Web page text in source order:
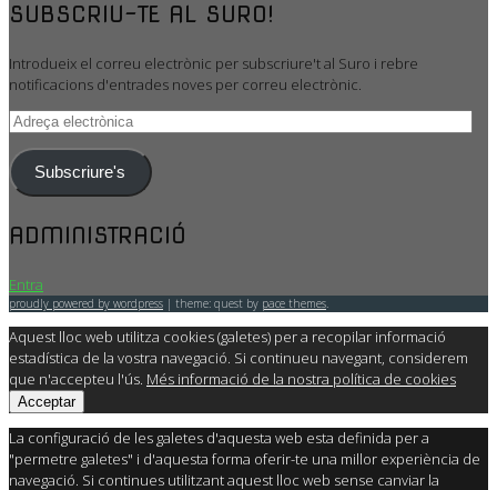
SUBSCRIU-TE AL SURO!
Introdueix el correu electrònic per subscriure't al Suro i rebre
notificacions d'entrades noves per correu electrònic.
Adreça
Subscriure's
ADMINISTRACIÓ
Entra
proudly powered by wordpress | theme: quest by pace themes
Aquest lloc web utilitza cookies (galetes) per a recopilar informació
estadística de la vostra navegació. Si continueu navegant, considerem
que n'accepteu l'ús. Més informació de la nostra política de cookies
Acceptar
La configuració de les galetes d'aquesta web esta definida per a
"permetre galetes" i d'aquesta forma oferir-te una millor experiència de
navegació. Si continues utilitzant aquest lloc web sense canviar la